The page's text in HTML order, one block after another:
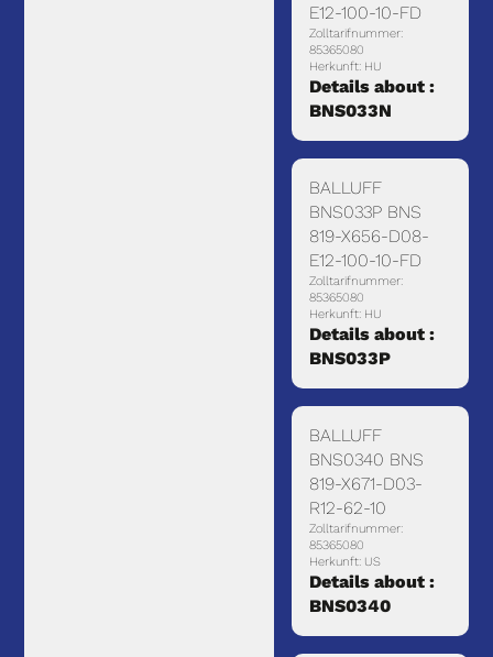
E12-100-10-FD
Zolltarifnummer:
85365080
Herkunft: HU
Details about :
BNS033N
BALLUFF
BNS033P BNS
819-X656-D08-
E12-100-10-FD
Zolltarifnummer:
85365080
Herkunft: HU
Details about :
BNS033P
BALLUFF
BNS0340 BNS
819-X671-D03-
R12-62-10
Zolltarifnummer:
85365080
Herkunft: US
Details about :
BNS0340